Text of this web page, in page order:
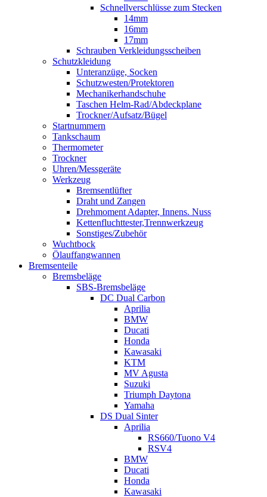
Schnellverschlüsse zum Stecken
14mm
16mm
17mm
Schrauben Verkleidungsscheiben
Schutzkleidung
Unteranzüge, Socken
Schutzwesten/Protektoren
Mechanikerhandschuhe
Taschen Helm-Rad/Abdeckplane
Trockner/Aufsatz/Bügel
Startnummern
Tankschaum
Thermometer
Trockner
Uhren/Messgeräte
Werkzeug
Bremsentlüfter
Draht und Zangen
Drehmoment Adapter, Innens. Nuss
Kettenfluchttester,Trennwerkzeug
Sonstiges/Zubehör
Wuchtbock
Ölauffangwannen
Bremsenteile
Bremsbeläge
SBS-Bremsbeläge
DC Dual Carbon
Aprilia
BMW
Ducati
Honda
Kawasaki
KTM
MV Agusta
Suzuki
Triumph Daytona
Yamaha
DS Dual Sinter
Aprilia
RS660/Tuono V4
RSV4
BMW
Ducati
Honda
Kawasaki